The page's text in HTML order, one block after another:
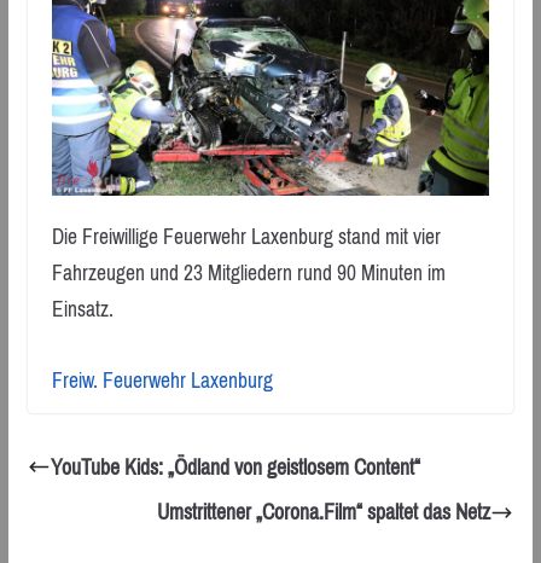
Die Freiwillige Feuerwehr Laxenburg stand mit vier
Fahrzeugen und 23 Mitgliedern rund 90 Minuten im
Einsatz.
Freiw. Feuerwehr Laxenburg
YouTube Kids: „Ödland von geistlosem Content“
Umstrittener „Corona.Film“ spaltet das Netz